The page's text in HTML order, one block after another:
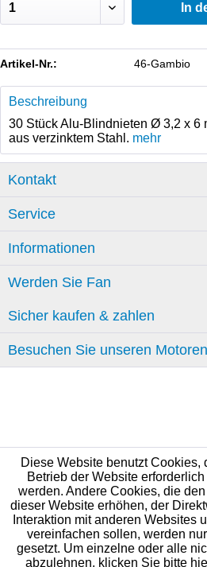
In
Artikel-Nr.: 46-Gambio
Beschreibung
30 Stück Alu-Blindnieten Ø 3,2 x 6
aus verzinktem Stahl. mehr
Kontakt
Service
Informationen
Werden Sie Fan
Sicher kaufen & zahlen
Besuchen Sie unseren
Diese Website benutzt Cookies,
Betrieb der Website
werden. Andere Cookies, die
dieser Website erhöhen, der
Interaktion mit anderen Websites
vereinfachen sollen, werden
gesetzt. Um einzelne oder alle
abzulehnen, klicken Sie bitte